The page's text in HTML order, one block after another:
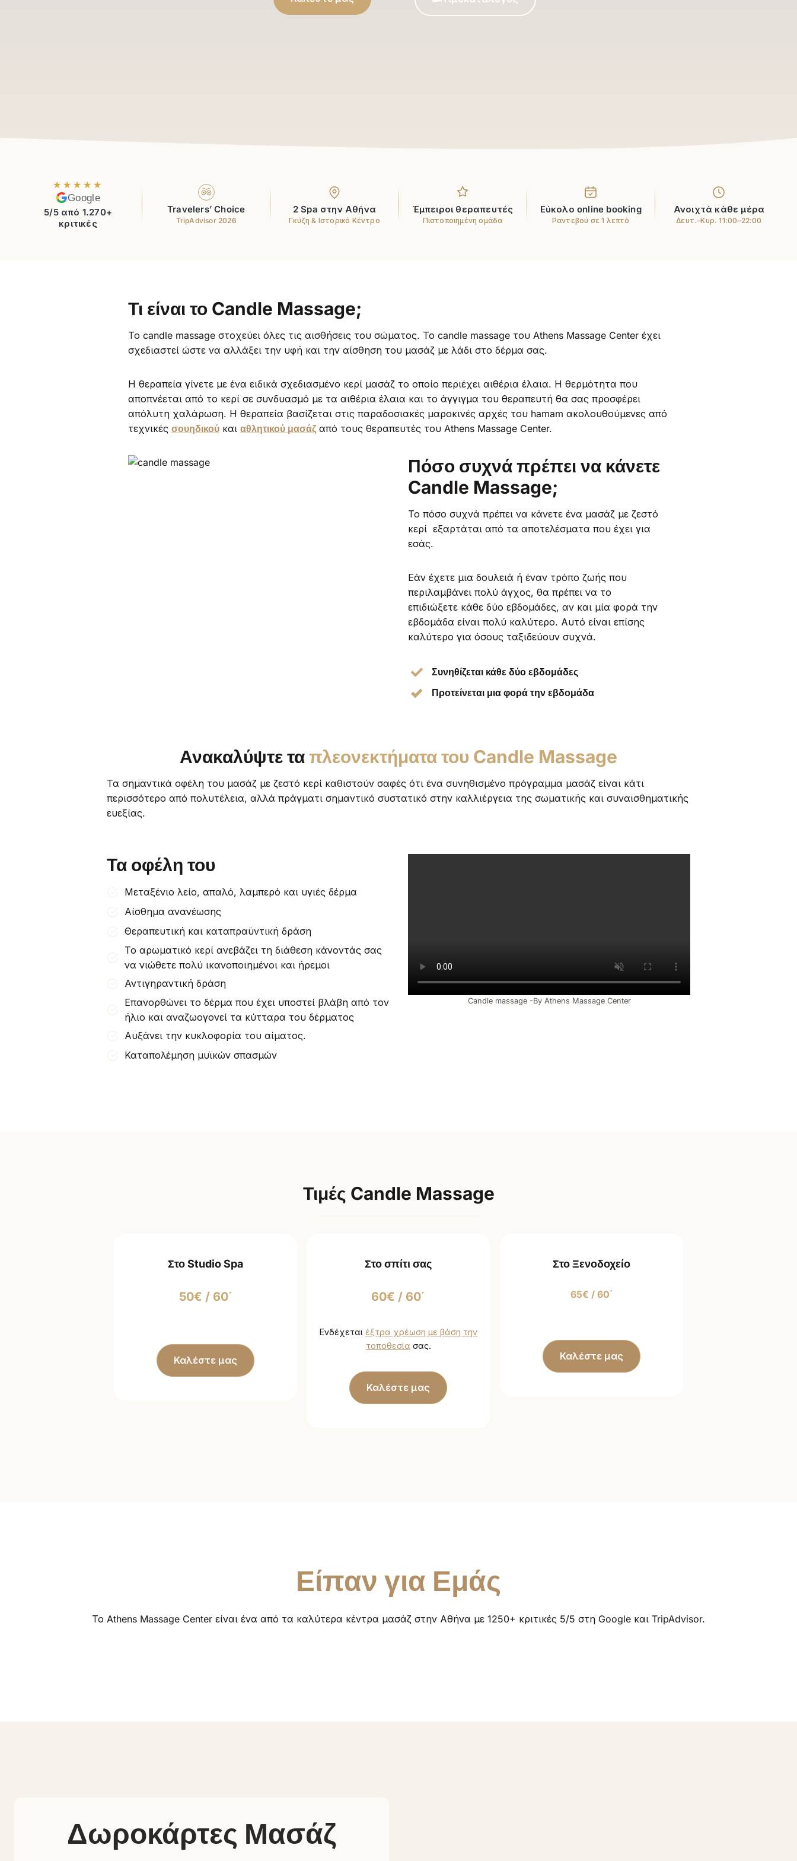
★★★★★
Google
5/5 από 1.270+
κριτικές
Travelers’ Choice
TripAdvisor 2026
2 Spa στην Αθήνα
Γκύζη & Ιστορικό Κέντρο
Έμπειροι θεραπευτές
Πιστοποιημένη ομάδα
Εύκολο online booking
Ραντεβού σε 1 λεπτό
Ανοιχτά κάθε μέρα
Δευτ.–Κυρ. 11:00–22:00
Τι είναι το Candle Massage;
Το candle massage στοχεύει όλες τις αισθήσεις του σώματος. Το candle massage του Athens Massage Center έχει
σχεδιαστεί ώστε να αλλάξει την υφή και την αίσθηση του μασάζ με λάδι στο δέρμα σας.
Η θεραπεία γίνετε με ένα ειδικά σχεδιασμένο κερί μασάζ το οποίο περιέχει αιθέρια έλαια. Η θερμότητα που
αποπνέεται από το κερί σε συνδυασμό με τα αιθέρια έλαια και το άγγιγμα του θεραπευτή θα σας προσφέρει
απόλυτη χαλάρωση. Η θεραπεία βασίζεται στις παραδοσιακές μαροκινές αρχές του hamam ακολουθούμενες από
τεχνικές σουηδικού και αθλητικού μασάζ από τους θεραπευτές του Athens Massage Center.
Πόσο συχνά πρέπει να κάνετε
Candle Massage;
Το πόσο συχνά πρέπει να κάνετε ένα μασάζ με ζεστό
κερί εξαρτάται από τα αποτελέσματα που έχει για
εσάς.
Εάν έχετε μια δουλειά ή έναν τρόπο ζωής που
περιλαμβάνει πολύ άγχος, θα πρέπει να το
επιδιώξετε κάθε δύο εβδομάδες, αν και μία φορά την
εβδομάδα είναι πολύ καλύτερο. Αυτό είναι επίσης
καλύτερο για όσους ταξιδεύουν συχνά.
Συνηθίζεται κάθε δύο εβδομάδες
Προτείνεται μια φορά την εβδομάδα
Ανακαλύψτε ταπλεονεκτήματα του Candle Massage
Τα σημαντικά οφέλη του μασάζ με ζεστό κερί καθιστούν σαφές ότι ένα συνηθισμένο πρόγραμμα μασάζ είναι κάτι
περισσότερο από πολυτέλεια, αλλά πράγματι σημαντικό συστατικό στην καλλιέργεια της σωματικής και συναισθηματικής
ευεξίας.
Τα οφέλη του
Μεταξένιο λείο, απαλό, λαμπερό και υγιές δέρμα
Αίσθημα ανανέωσης
Θεραπευτική και καταπραϋντική δράση
Το αρωματικό κερί ανεβάζει τη διάθεση κάνοντάς σας
να νιώθετε πολύ ικανοποιημένοι και ήρεμοι
Αντιγηραντική δράση
Επανορθώνει το δέρμα που έχει υποστεί βλάβη από τον
ήλιο και αναζωογονεί τα κύτταρα του δέρματος
Αυξάνει την κυκλοφορία του αίματος.
Καταπολέμηση μυϊκών σπασμών
Candle massage -By Athens Massage Center
Τιμές Candle Massage
Στο Studio Spa
50€ / 60΄
Καλέστε μας
Στο σπίτι σας
60€ / 60΄
Ενδέχεται έξτρα χρέωση με βάση την
τοποθεσία σας.
Καλέστε μας
Στο Ξενοδοχείο
65€ / 60΄
Καλέστε μας
Είπαν για Εμάς
Το Athens Massage Center είναι ένα από τα καλύτερα κέντρα μασάζ στην Αθήνα με 1250+ κριτικές 5/5 στη Google και TripAdvisor.
Δωροκάρτες Μασάζ